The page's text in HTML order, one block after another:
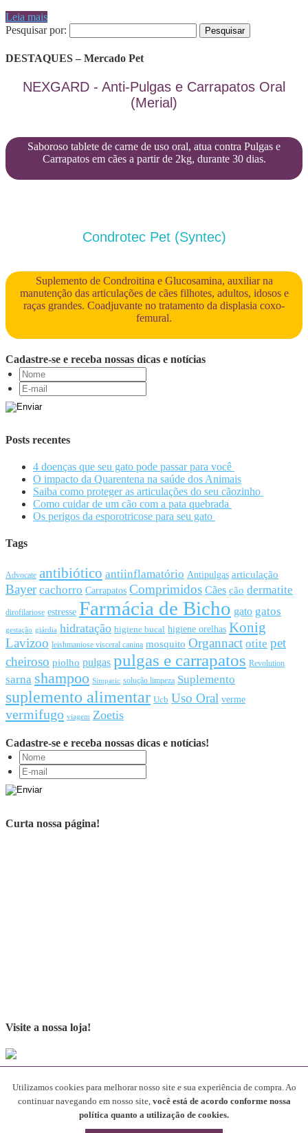
Leia mais
Pesquisar por:
DESTAQUES – Mercado Pet
NEXGARD - Anti-Pulgas e Carrapatos Oral
(Merial)
Saboroso tablete de carne de uso oral, atua contra Pulgas e
Carrapatos em cães a partir de 2kg, durante 30 dias.
Condrotec Pet (Syntec)
Suplemento de Condroitina e Glucosamina, auxiliar na
manutenção das articulações de cães filhotes, adultos, idosos e
raças grandes. Coadjuvante no tratamento da displasia coxo-
femural.
Cadastre-se e receba nossas dicas e notícias
Posts recentes
4 doenças que seu gato pode passar para você
O impacto da Quarentena na saúde dos Animais
Saiba como proteger as articulações do seu cãozinho
Como cuidar de um cão com a pata quebrada
Os perigos da esporotricose para seu gato
Tags
Advocate antibiótico antiinflamatório Antipulgas articulação
Bayer cachorro Carrapatos Comprimidos Cães cão dermatite
dirofilariose estresse Farmácia de Bicho gato gatos
gestação giárdia hidratação higiene bucal higiene orelhas Konig
Lavizoo leishmaniose visceral canina mosquito Organnact otite pet
cheiroso piolho pulgas pulgas e carrapatos Revolution
sarna shampoo Simparic solução limpeza Suplemento
suplemento alimentar Ucb Uso Oral verme
vermifugo viagem Zoetis
Cadastre-se e receba nossas dicas e notícias!
Curta nossa página!
Visite a nossa loja!
Parceiros
[rev_slider alias="SliderParceiros"]
Utilizamos cookies para melhorar nosso site e sua experiência de compra. Ao
continuar navegando em nosso site, você está de acordo conforme nossa
política quanto a utilização de cookies.